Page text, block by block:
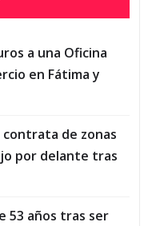
a una Oficina
en Fátima y
contrata de zonas
por delante tras
53 años tras ser